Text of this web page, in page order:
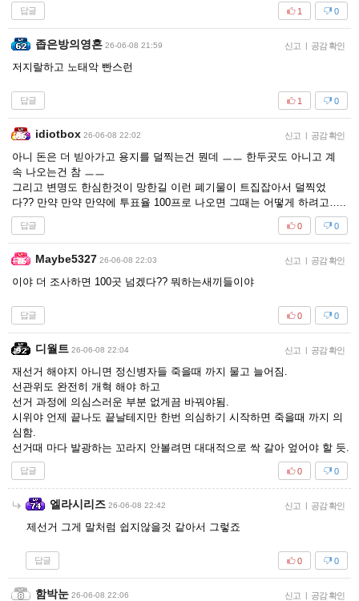
답글 0
1
좁은방의영혼 26-06-08 21:59 신고 | 공감 확인
저지랄하고 노태악 빤스런
답글 0
1
idiotbox 26-06-08 22:02 신고 | 공감 확인
아니 돈은 더 빋아가고 용지를 덜찍는건 뭔데 ㅡㅡ 한두곳도 아니고 계
속 나오는건 참 ㅡㅡ
그리고 변명도 한심한것이 망한길 이런 폐기물이 트집잡아서 덜찍었
다?? 만약 만약 만약에 투표율 100프로 나오면 그때는 어떻게 하려고…..
답글 0
0
Maybe5327 26-06-08 22:03 신고 | 공감 확인
이야 더 조사하면 100곳 넘겠다?? 뭐하는새끼들이야
답글 0
0
디월트 26-06-08 22:04 신고 | 공감 확인
재선거 해야지 아니면 정신병자들 죽을때 까지 물고 늘어짐.
선관위도 완전히 개혁 해야 하고
선거 과정에 의심스러운 부분 없게끔 바꿔야됨.
시위야 언제 끝나도 끝날테지만 한번 의심하기 시작하면 죽을때 까지 의
심함.
선거때 마다 발광하는 꼬라지 안볼려면 대대적으로 싹 갈아 엎어야 할 듯.
답글 0
0
엘라시리즈 26-06-08 22:42 신고 | 공감 확인
제선거 그게 말처럼 쉽지않을것 같아서 그렇죠
답글 0
0
함박눈 26-06-08 22:06 신고 | 공감 확인